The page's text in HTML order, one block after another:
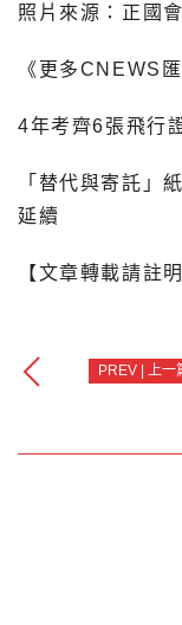
照片來源：正國
《更多CNEWS
4年考齊6張飛行
「替代與寄託」
延續
【文章轉載請註
PREV | 上一